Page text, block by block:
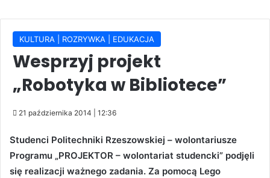
KULTURA | ROZRYWKA | EDUKACJA
Wesprzyj projekt
„Robotyka w Bibliotece”
21 października 2014 | 12:36
Studenci Politechniki Rzeszowskiej – wolontariusze
Programu „PROJEKTOR – wolontariat studencki” podjęli
się realizacji ważnego zadania. Za pomocą Lego